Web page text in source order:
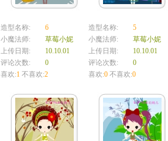
造型名称:
6
小魔法师:
草莓小妮
上传日期:
10.10.01
评论次数:
0
喜欢:1 不喜欢:2
造型名称:
5
小魔法师:
草莓小妮
上传日期:
10.10.01
评论次数:
0
喜欢:0 不喜欢:0